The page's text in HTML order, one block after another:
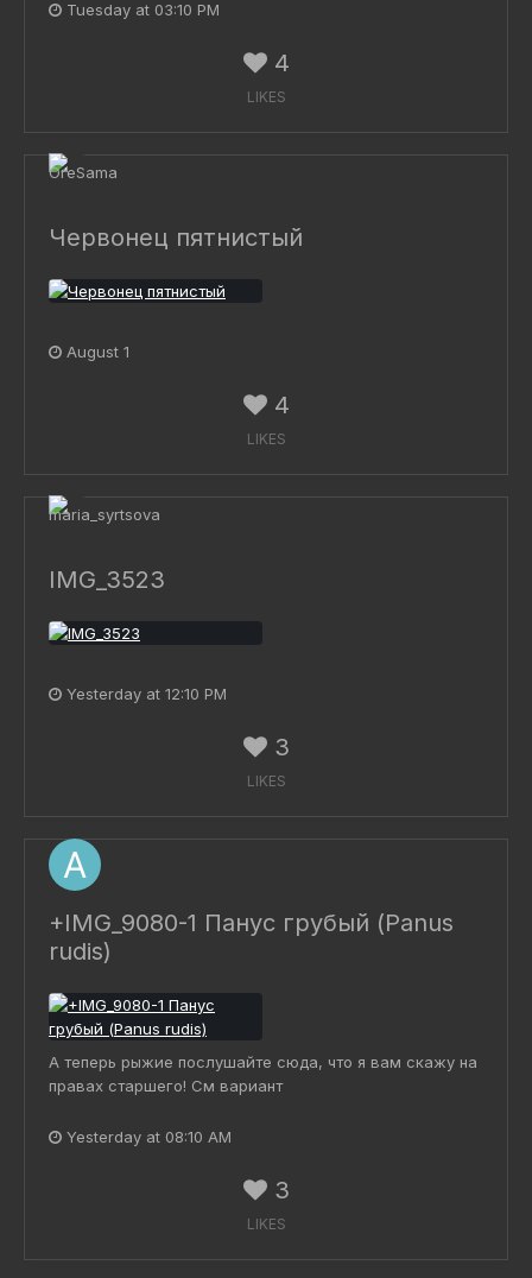
Tuesday at 03:10 PM
4
LIKES
Червонец пятнистый
August 1
4
LIKES
IMG_3523
Yesterday at 12:10 PM
3
LIKES
+IMG_9080-1 Панус грубый (Panus
rudis)
А теперь рыжие послушайте сюда, что я вам скажу на
правах старшего! См вариант
Yesterday at 08:10 AM
3
LIKES